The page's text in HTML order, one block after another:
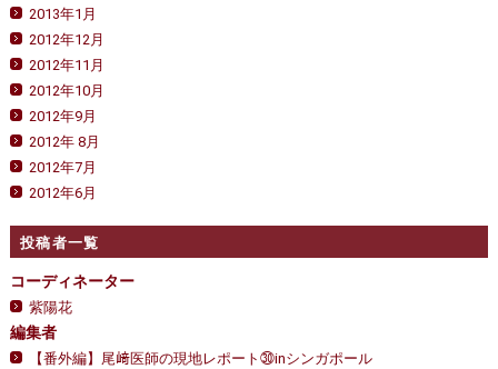
2013年1月
2012年12月
2012年11月
2012年10月
2012年9月
2012年 8月
2012年7月
2012年6月
投稿者一覧
コーディネーター
紫陽花
編集者
【番外編】尾﨑医師の現地レポート㉚inシンガポール